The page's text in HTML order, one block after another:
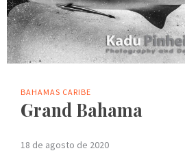
BAHAMAS CARIBE
Grand Bahama
18 de agosto de 2020